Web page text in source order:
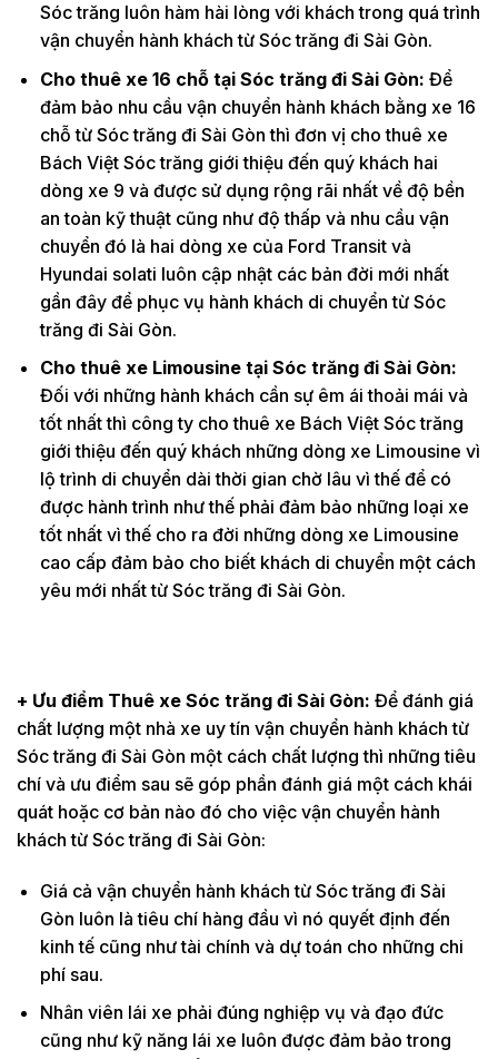
Sóc trăng luôn hàm hài lòng với khách trong quá trình
vận chuyển hành khách từ Sóc trăng đi Sài Gòn.
Cho thuê xe 16 chỗ tại Sóc trăng đi Sài Gòn: Để
đảm bảo nhu cầu vận chuyển hành khách bằng xe 16
chỗ từ Sóc trăng đi Sài Gòn thì đơn vị cho thuê xe
Bách Việt Sóc trăng giới thiệu đến quý khách hai
dòng xe 9 và được sử dụng rộng rãi nhất về độ bền
an toàn kỹ thuật cũng như độ thấp và nhu cầu vận
chuyển đó là hai dòng xe của Ford Transit và
Hyundai solati luôn cập nhật các bản đời mới nhất
gần đây để phục vụ hành khách di chuyển từ Sóc
trăng đi Sài Gòn.
Cho thuê xe Limousine tại Sóc trăng đi Sài Gòn:
Đối với những hành khách cần sự êm ái thoải mái và
tốt nhất thì công ty cho thuê xe Bách Việt Sóc trăng
giới thiệu đến quý khách những dòng xe Limousine vì
lộ trình di chuyển dài thời gian chờ lâu vì thế để có
được hành trình như thế phải đảm bảo những loại xe
tốt nhất vì thế cho ra đời những dòng xe Limousine
cao cấp đảm bảo cho biết khách di chuyển một cách
yêu mới nhất từ Sóc trăng đi Sài Gòn.
+ Ưu điểm Thuê xe Sóc trăng đi Sài Gòn: Để đánh giá
chất lượng một nhà xe uy tín vận chuyển hành khách từ
Sóc trăng đi Sài Gòn một cách chất lượng thì những tiêu
chí và ưu điểm sau sẽ góp phần đánh giá một cách khái
quát hoặc cơ bản nào đó cho việc vận chuyển hành
khách từ Sóc trăng đi Sài Gòn:
Giá cả vận chuyển hành khách từ Sóc trăng đi Sài
Gòn luôn là tiêu chí hàng đầu vì nó quyết định đến
kinh tế cũng như tài chính và dự toán cho những chi
phí sau.
Nhân viên lái xe phải đúng nghiệp vụ và đạo đức
cũng như kỹ năng lái xe luôn được đảm bảo trong